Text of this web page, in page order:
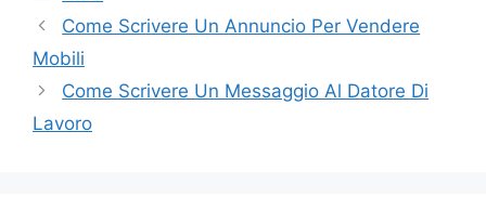
Come Scrivere Un Annuncio Per Vendere
Mobili
Come Scrivere Un Messaggio Al Datore Di
Lavoro